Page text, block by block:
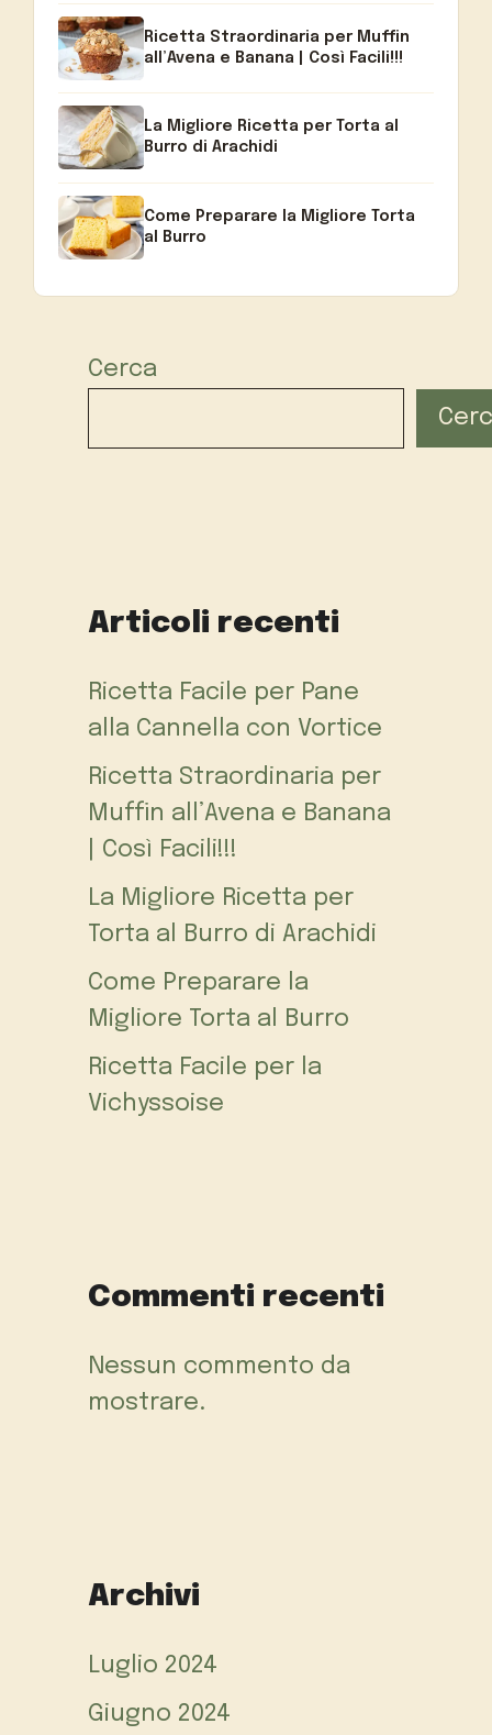
Ricetta Straordinaria per Muffin
all’Avena e Banana | Così Facili!!!
La Migliore Ricetta per Torta al
Burro di Arachidi
Come Preparare la Migliore Torta
al Burro
Cerca
Articoli recenti
Ricetta Facile per Pane
alla Cannella con Vortice
Ricetta Straordinaria per
Muffin all’Avena e Banana
| Così Facili!!!
La Migliore Ricetta per
Torta al Burro di Arachidi
Come Preparare la
Migliore Torta al Burro
Ricetta Facile per la
Vichyssoise
Commenti recenti
Nessun commento da
mostrare.
Archivi
Luglio 2024
Giugno 2024